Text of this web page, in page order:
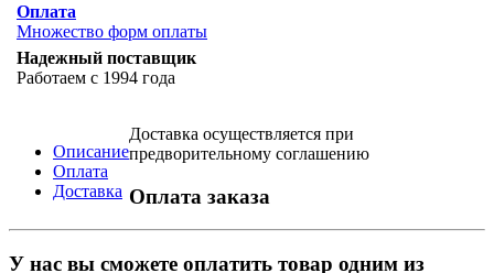
Оплата
Множество форм оплаты
Надежный поставщик
Работаем с 1994 года
Описание
Оплата
Доставка
Доставка осуществляется при
предворительному соглашению
Оплата заказа
У нас вы сможете оплатить товар одним из